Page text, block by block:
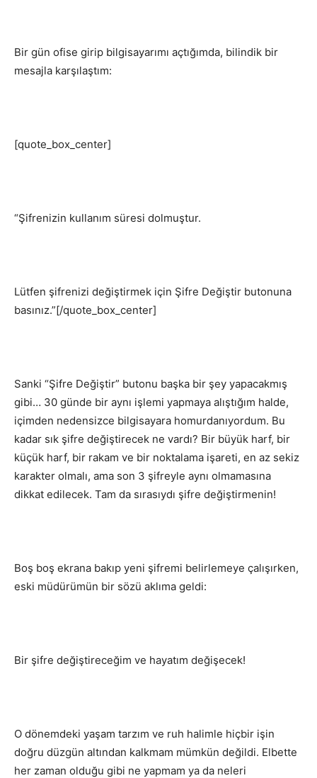
Bir gün ofise girip bilgisayarımı açtığımda, bilindik bir
mesajla karşılaştım:
[quote_box_center]
“Şifrenizin kullanım süresi dolmuştur.
Lütfen şifrenizi değiştirmek için Şifre Değiştir butonuna
basınız.”[/quote_box_center]
Sanki “Şifre Değiştir” butonu başka bir şey yapacakmış
gibi… 30 günde bir aynı işlemi yapmaya alıştığım halde,
içimden nedensizce bilgisayara homurdanıyordum. Bu
kadar sık şifre değiştirecek ne vardı? Bir büyük harf, bir
küçük harf, bir rakam ve bir noktalama işareti, en az sekiz
karakter olmalı, ama son 3 şifreyle aynı olmamasına
dikkat edilecek. Tam da sırasıydı şifre değiştirmenin!
Boş boş ekrana bakıp yeni şifremi belirlemeye çalışırken,
eski müdürümün bir sözü aklıma geldi:
Bir şifre değiştireceğim ve hayatım değişecek!
O dönemdeki yaşam tarzım ve ruh halimle hiçbir işin
doğru düzgün altından kalkmam mümkün değildi. Elbette
her zaman olduğu gibi ne yapmam ya da neleri